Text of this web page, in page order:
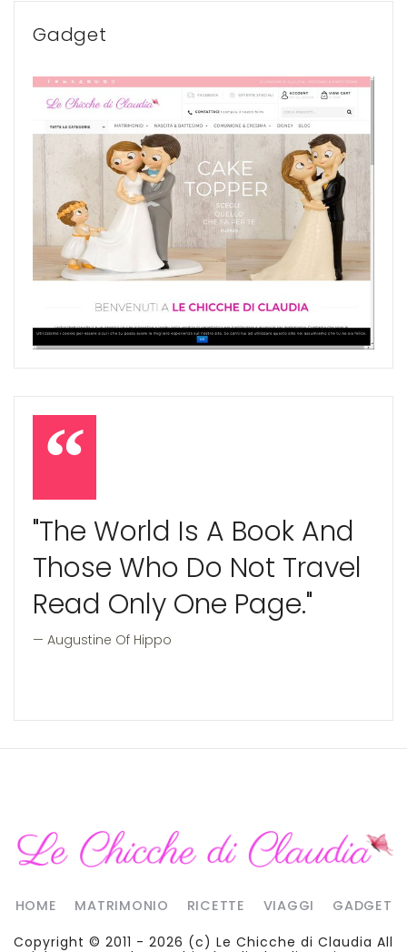
Gadget
"The World Is A Book And
Those Who Do Not Travel
Read Only One Page."
Augustine Of Hippo
HOME MATRIMONIO RICETTE VIAGGI
GADGET
Copyright © 2011 - 2026 (c) Le Chicche di Claudia All